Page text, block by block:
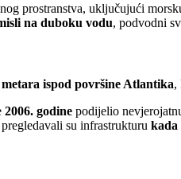
prostranstva, uključujući
na duboku vodu, podvodni
metara ispod površine Atlantika,
2006. godine podijelio
pregledavali su infrastrukturu kada